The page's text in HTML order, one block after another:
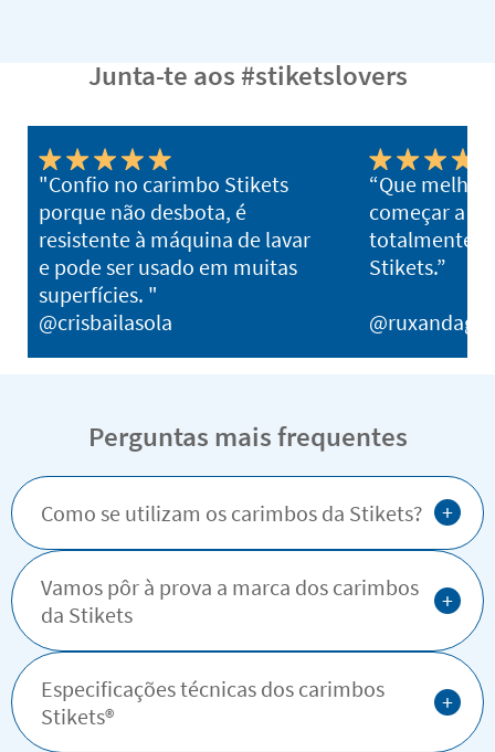
Junta-te aos #stiketslovers
"Confio no carimbo Stikets
porque não desbota, é
resistente à máquina de lavar
e pode ser usado em muitas
superfícies. "
@crisbailasola
“Que
começar a
totalmente
Stikets.”
Perguntas mais frequentes
Como se utilizam os carimbos da Stikets? +
Vamos pôr à prova a marca dos carimbos
da Stikets
+
Especificações técnicas dos carimbos
Stikets®️
+